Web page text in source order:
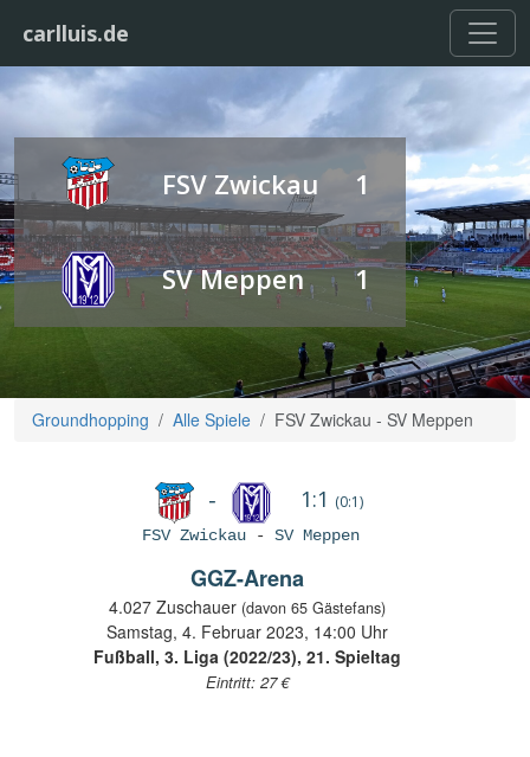
carlluis.de
FSV Zwickau 1
SV Meppen 1
Groundhopping Alle Spiele FSV Zwickau - SV Meppen
- 1:1 (0:1)
FSV Zwickau- SV Meppen
GGZ-Arena
4.027 Zuschauer (davon 65 Gästefans)
Samstag, 4. Februar 2023, 14:00 Uhr
Fußball, 3. Liga (2022/23), 21. Spieltag
Eintritt: 27 €